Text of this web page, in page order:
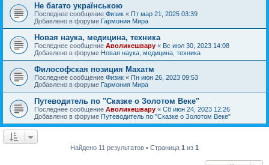
Не багато українською
Последнее сообщение Физик « Пт мар 21, 2025 03:39
Добавлено в форуме Гармония Мира
Новая наука, медицина, техника
Последнее сообщение Аволикешвару « Вс июл 30, 2023 14:08
Добавлено в форуме Новая наука, медицина, техника
Философская позиция Махатм
Последнее сообщение Физик « Пн июн 26, 2023 09:53
Добавлено в форуме Гармония Мира
Путеводитель по "Сказке о Золотом Веке"
Последнее сообщение Аволикешвару « Сб июн 24, 2023 12:26
Добавлено в форуме Путеводитель по "Сказке о Золотом Веке"
Найдено 11 результатов • Страница 1 из 1